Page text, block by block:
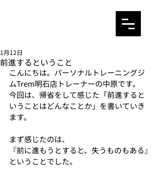
前進するということ
1月12日
こんにちは。パーソナルトレーニングジ
ムTrem明石店トレーナーの中原です。
今回は、帰省をして感じた「前進すると
いうことはどんなことか」を書いていき
ます。
まず感じたのは、
『前に進もうとすると、失うものもある』
ということでした。